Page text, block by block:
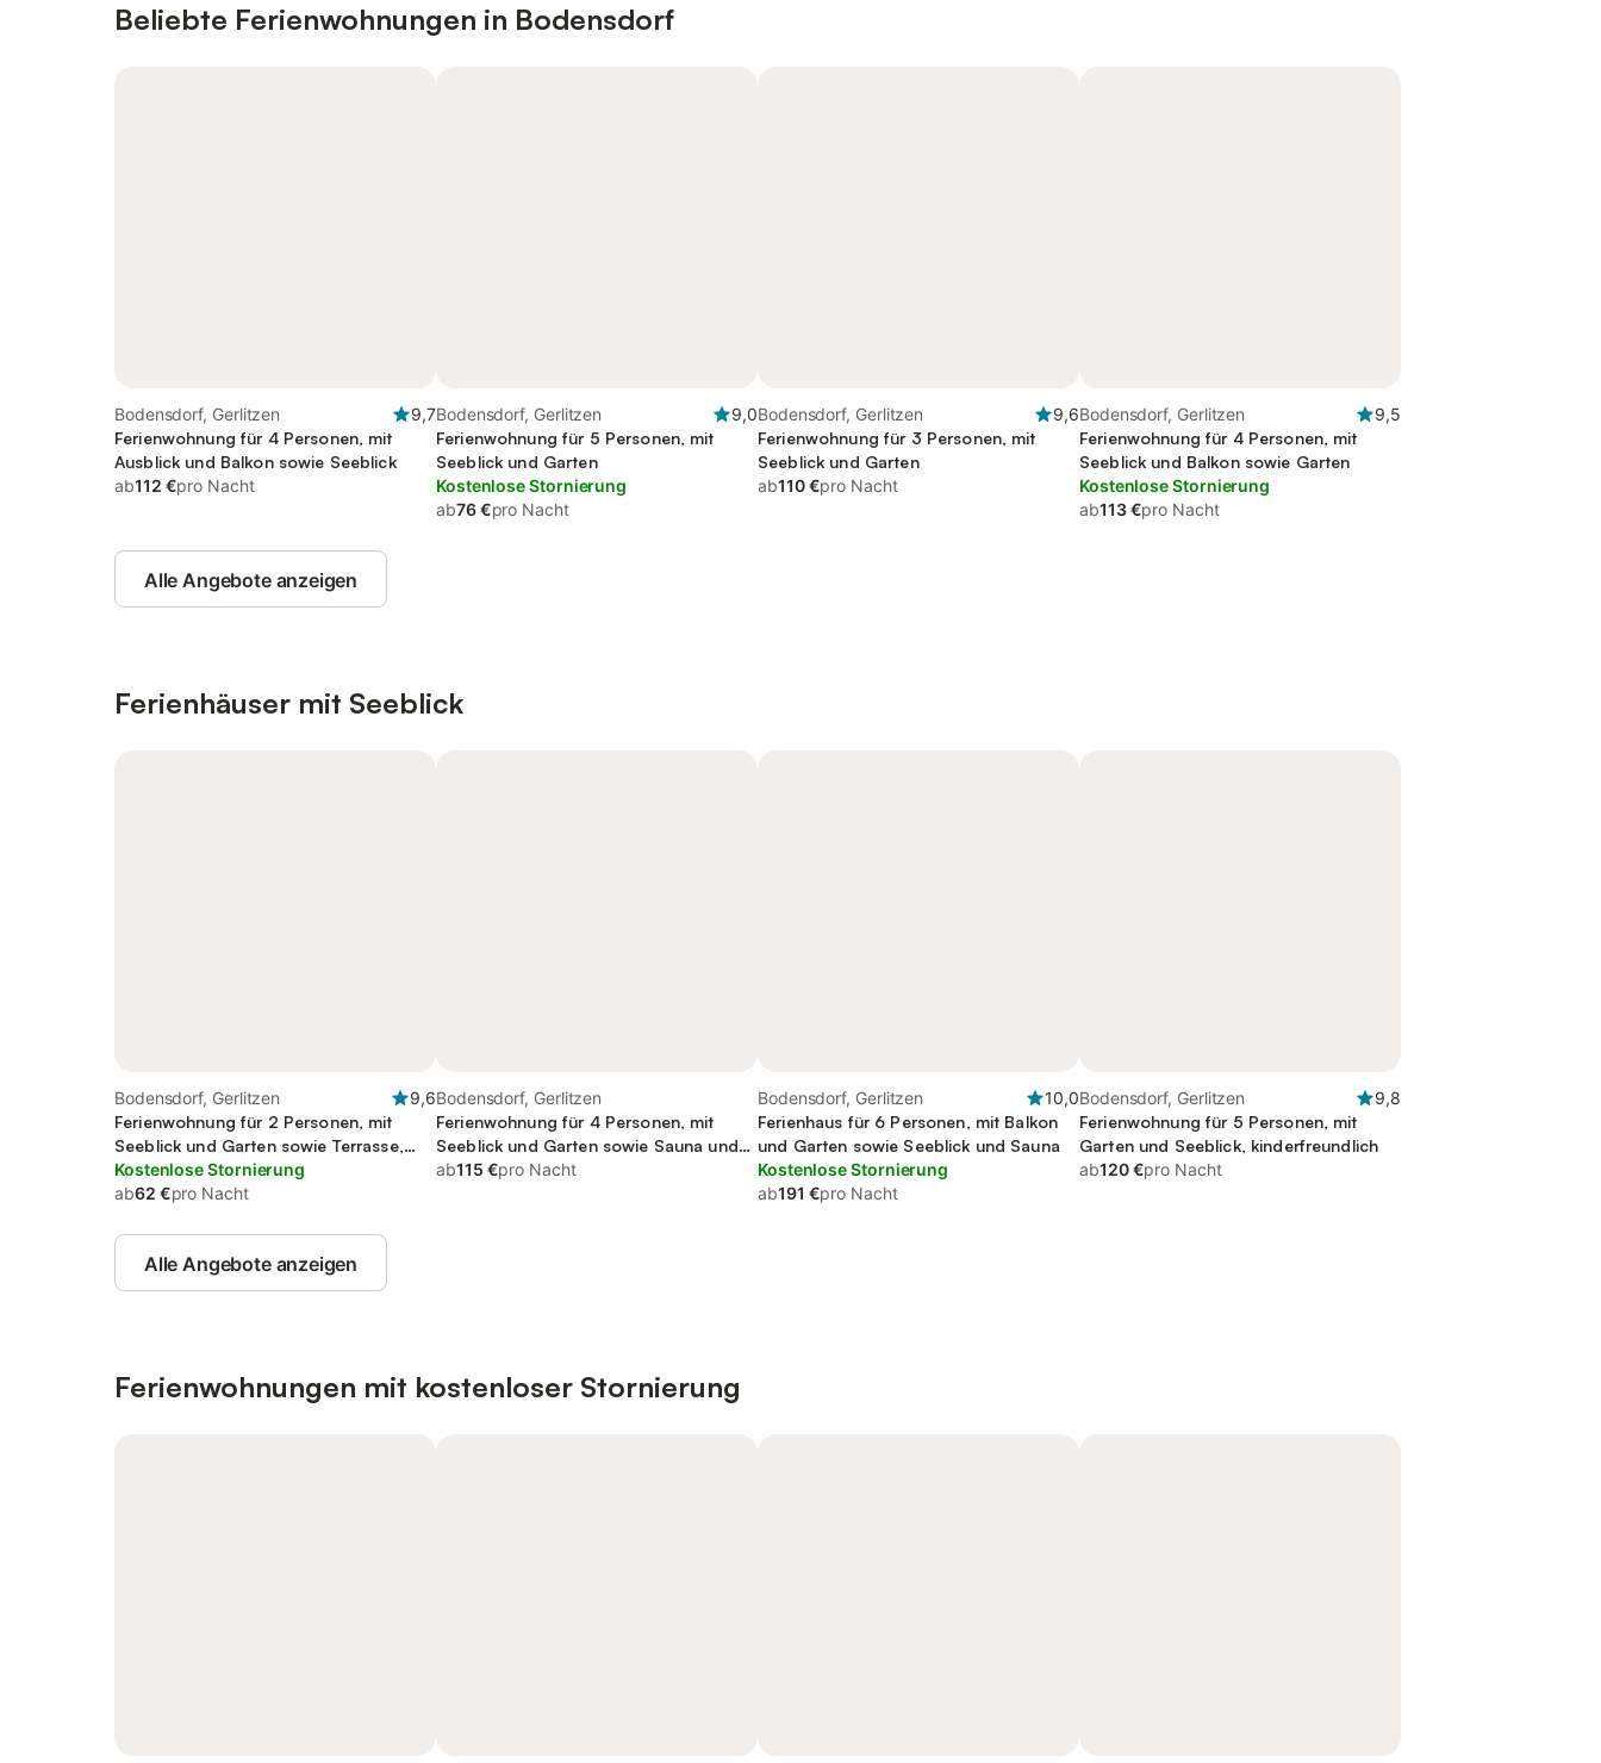
Beliebte Ferienwohnungen in Bodensdorf
Bodensdorf, Gerlitzen
9,7
Ferienwohnung für 4 Personen, mit
Ausblick und Balkon sowie Seeblick
ab112 €pro Nacht
Bodensdorf, Gerlitzen
9,0
Ferienwohnung für 5 Personen, mit
Seeblick und Garten
Kostenlose Stornierung
ab76 €pro Nacht
Bodensdorf, Gerlitzen
9,6
Ferienwohnung für 3 Personen, mit
Seeblick und Garten
ab110 €pro Nacht
Bodensdorf, Gerlitzen
9,5
Ferienwohnung für 4 Personen, mit
Seeblick und Balkon sowie Garten
Kostenlose Stornierung
ab113 €pro Nacht
Alle Angebote anzeigen
Ferienhäuser mit Seeblick
Bodensdorf, Gerlitzen
9,6
Ferienwohnung für 2 Personen, mit
Seeblick und Garten sowie Terrasse,
kinderfreundlich
Kostenlose Stornierung
ab62 €pro Nacht
Bodensdorf, Gerlitzen
Ferienwohnung für 4 Personen, mit
Seeblick und Garten sowie Sauna und
Ausblick, kinderfreundlich
ab115 €pro Nacht
Bodensdorf, Gerlitzen
10,0
Ferienhaus für 6 Personen, mit Balkon
und Garten sowie Seeblick und Sauna
Kostenlose Stornierung
ab191 €pro Nacht
Bodensdorf, Gerlitzen
9,8
Ferienwohnung für 5 Personen, mit
Garten und Seeblick, kinderfreundlich
ab120 €pro Nacht
Alle Angebote anzeigen
Ferienwohnungen mit kostenloser Stornierung